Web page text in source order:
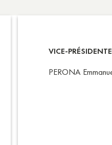
VICE-
PERONA